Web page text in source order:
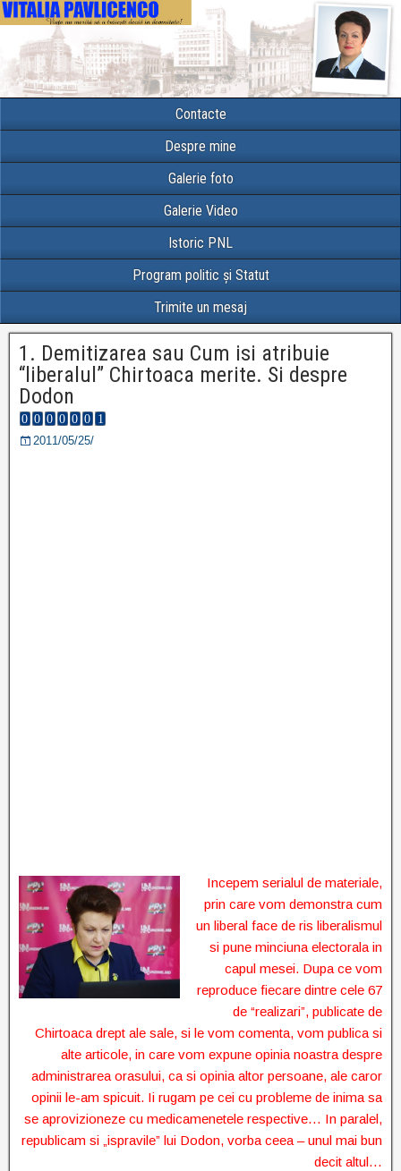
Contacte
Despre mine
Galerie foto
Galerie Video
Istoric PNL
Program politic și Statut
Trimite un mesaj
1. Demitizarea sau Cum isi atribuie
“liberalul” Chirtoaca merite. Si despre
Dodon
2011/05/25/
Incepem serialul de materiale,
prin care vom demonstra cum
un liberal face de ris liberalismul
si pune minciuna electorala in
capul mesei. Dupa ce vom
reproduce fiecare dintre cele 67
de “realizari”, publicate de
Chirtoaca drept ale sale, si le vom comenta, vom publica si
alte articole, in care vom expune opinia noastra despre
administrarea orasului, ca si opinia altor persoane, ale caror
opinii le-am spicuit. Ii rugam pe cei cu probleme de inima sa
se aprovizioneze cu medicamenetele respective… In paralel,
republicam si „ispravile” lui Dodon, vorba ceea – unul mai bun
decit altul…